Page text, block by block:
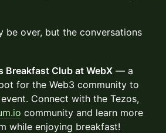
be over, but the conversations
Breakfast Club at WebX — a
for the Web3 community to
Connect with the Tezos,
community and learn more
while enjoying breakfast!